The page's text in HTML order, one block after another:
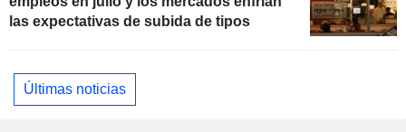
las expectativas de subida de tipos
Últimas noticias